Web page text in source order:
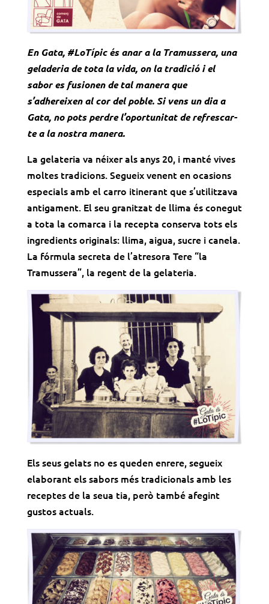
En Gata, #LoTípic és anar a la Tramussera, una
geladeria de tota la vida, on la tradició i el
sabor es fusionen de tal manera que
s’adhereixen al cor del poble. Si vens un dia a
Gata, no pots perdre l’oportunitat de refrescar-
te a la nostra manera.
La gelateria va néixer als anys 20, i manté vives
moltes tradicions. Segueix venent en ocasions
especials amb el carro itinerant que s’utilitzava
antigament. El seu granitzat de llima és conegut
a tota la comarca i la recepta conserva tots els
ingredients originals: llima, aigua, sucre i canela.
La fórmula secreta de l’atresora Tere “la
Tramussera”, la regent de la gelateria.
Els seus gelats no es queden enrere, segueix
elaborant els sabors més tradicionals amb les
receptes de la seua tia, però també afegint
gustos actuals.